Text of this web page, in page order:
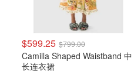
$599.25 $799.00
Camilla Shaped Waistband 中
长连衣裙